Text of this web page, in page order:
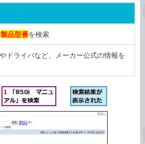
製品型番を検索
ドライバなど、メーカー公式の情報を